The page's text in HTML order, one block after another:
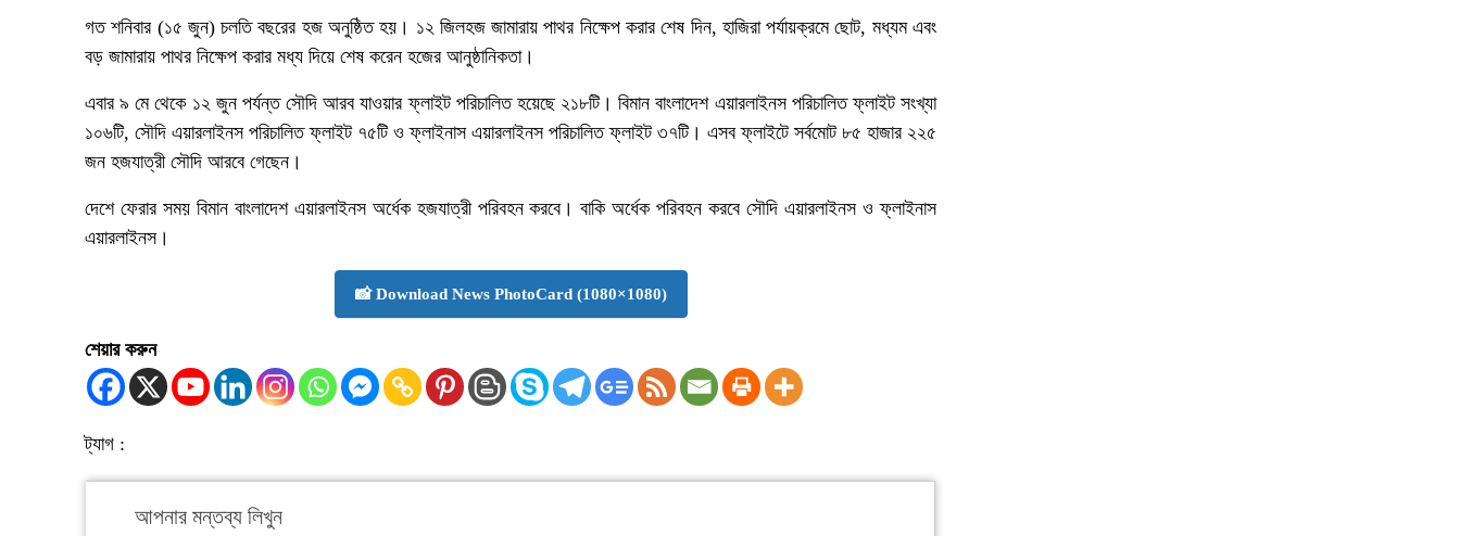
গত শনিবার (১৫ জুন) চলতি বছরের হজ অনুষ্ঠিত হয়। ১২ জিলহজ জামারায় পাথর নিক্ষেপ করার শেষ দিন, হাজিরা পর্যায়ক্রমে ছোট, মধ্যম এবং
বড় জামারায় পাথর নিক্ষেপ করার মধ্য দিয়ে শেষ করেন হজের আনুষ্ঠানিকতা।
এবার ৯ মে থেকে ১২ জুন পর্যন্ত সৌদি আরব যাওয়ার ফ্লাইট পরিচালিত হয়েছে ২১৮টি। বিমান বাংলাদেশ এয়ারলাইনস পরিচালিত ফ্লাইট সংখ্যা
১০৬টি, সৌদি এয়ারলাইনস পরিচালিত ফ্লাইট ৭৫টি ও ফ্লাইনাস এয়ারলাইনস পরিচালিত ফ্লাইট ৩৭টি। এসব ফ্লাইটে সর্বমোট ৮৫ হাজার ২২৫
জন হজযাত্রী সৌদি আরবে গেছেন।
দেশে ফেরার সময় বিমান বাংলাদেশ এয়ারলাইনস অর্ধেক হজযাত্রী পরিবহন করবে। বাকি অর্ধেক পরিবহন করবে সৌদি এয়ারলাইনস ও ফ্লাইনাস
এয়ারলাইনস।
📸 Download News PhotoCard (1080×1080)
শেয়ার করুন
ট্যাগ :
আপনার মন্তব্য লিখুন